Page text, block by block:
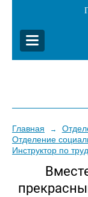
Главная →
Отделение
Инструктор по
Вместе